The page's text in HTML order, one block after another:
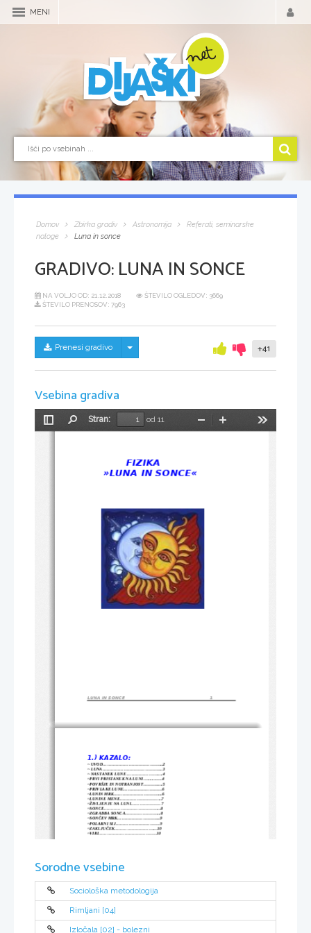
MENI
Domov Zbirka gradiv Astronomija
Referati, seminarske
naloge
Luna in sonce
GRADIVO:LUNA IN SONCE
NA VOLJO OD: 21.12.2018
ŠTEVILO OGLEDOV: 3669
ŠTEVILO PRENOSOV: 7963
Prenesi gradivo Skrij/prikaži meni +41
Vsebina gradiva
Preklopi
Stran:
od 11
Pomanjšaj
            FIZIKA
     »LUNA IN SONCE«
LUNA IN SONCE                                                         1
1.) KAZALO:
~ UVOD...........................................2
~ LUNA...........................................3
~ NASTANEK LUNE ..........................4
~PRVI PRISTANEK NA LUNI.................4
~POVRŠJE IN NOTRANJOST...............5
~PRIVLAKE LUNE...........................6
~LUNIN MRK...................................6
~LUNINE MENE..............................7
~ŽIVLJENJE NA LUNI.....................7
~SONCE.........................................8
~ZGRADBA SONCA..........................8
~SONČEV MRK...............................9
~POLARNI SIJ...............................9
~ZAKLJUČEK...............................10
~VIRI.........................................10
Sorodne vsebine
Sociološka metodologija
Rimljani [04]
Izločala [02] - bolezni